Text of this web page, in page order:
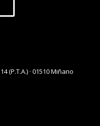
(P.T.A.) · 01510 Miñano